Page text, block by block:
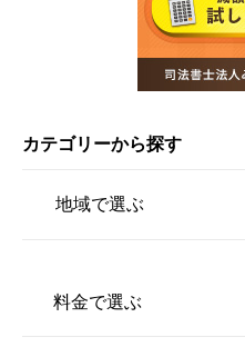
カテゴリーから探す
地域で選ぶ
料金で選ぶ